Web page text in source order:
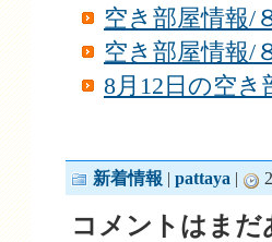
空き部屋情報/
空き部屋情報/
8月12日の空き
新着情報 | pattaya |
コメントはまだ